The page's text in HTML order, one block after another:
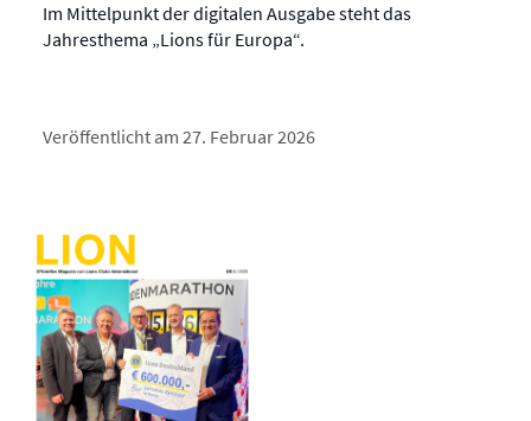
Im Mittelpunkt der digitalen Ausgabe steht das
Jahresthema „Lions für Europa“.
Veröffentlicht am 27. Februar 2026